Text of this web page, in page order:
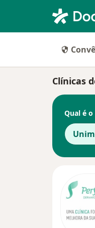
Clínicas
Qual é